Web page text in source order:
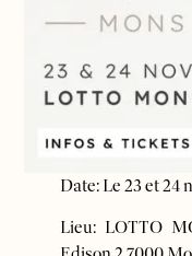
Date: Le 23 et 24
Lieu: LOTTO